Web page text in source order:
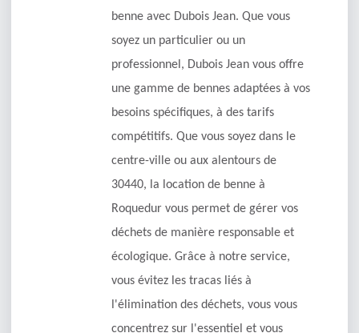
benne avec Dubois Jean. Que vous
soyez un particulier ou un
professionnel, Dubois Jean vous offre
une gamme de bennes adaptées à vos
besoins spécifiques, à des tarifs
compétitifs. Que vous soyez dans le
centre-ville ou aux alentours de
30440, la location de benne à
Roquedur vous permet de gérer vos
déchets de manière responsable et
écologique. Grâce à notre service,
vous évitez les tracas liés à
l'élimination des déchets, vous vous
concentrez sur l'essentiel et vous